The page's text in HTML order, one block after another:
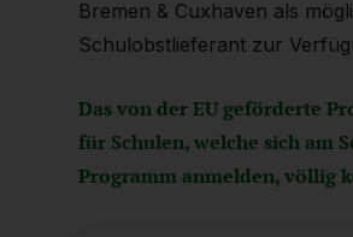
Bremen & Cuxhaven als
Schulobstlieferant zur
Das von der EU geförderte
für Schulen, welche sich am
Programm anmelden, völlig